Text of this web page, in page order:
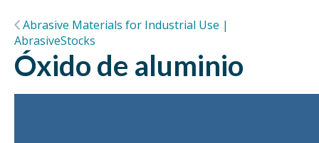
Abrasive Materials for Industrial Use |
AbrasiveStocks
Óxido de aluminio